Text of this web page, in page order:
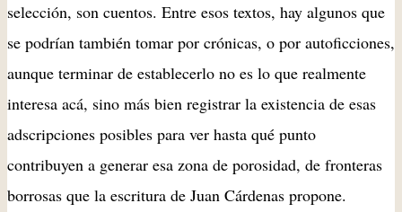
selección, son cuentos. Entre esos textos, hay algunos que
se podrían también tomar por crónicas, o por autoficciones,
aunque terminar de establecerlo no es lo que realmente
interesa acá, sino más bien registrar la existencia de esas
adscripciones posibles para ver hasta qué punto
contribuyen a generar esa zona de porosidad, de fronteras
borrosas que la escritura de Juan Cárdenas propone.